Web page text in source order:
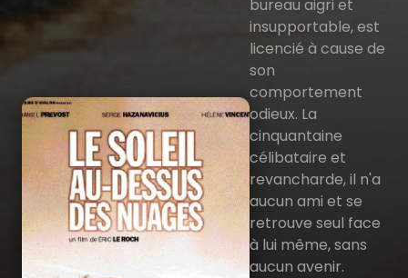
bureau aigri et
insupportable, est
licencié à cause de
son
comportement
odieux. La
cinquantaine
célibataire et
revancharde, il n'a
aucun ami et se
retrouve seul face
à lui même, sans
aucun avenir.